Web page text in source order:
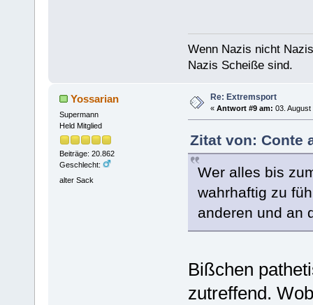
Wenn Nazis nicht
Nazis Scheiße sind.
Yossarian
Supermann
Held Mitglied
Beiträge: 20.862
Geschlecht:
alter Sack
Re: Extremsport
« Antwort #9 am: 03.
Zitat von: Conte
Wer alles bis
wahrhaftig zu
anderen und an
Bißchen
zutreffend.